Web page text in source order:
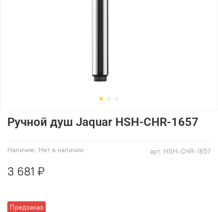
арт. HSH-CHR-1657
Наличие: Нет в наличии
Предзаказ
Ручной душ Jaquar HSH-CHR-1657
3 681 ₽